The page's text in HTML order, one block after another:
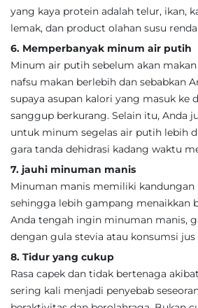
yang kaya protein adalah telur, ikan,
lemak, dan product olahan susu
6. Memperbanyak minum air putih
Minum air putih sebelum akan
nafsu makan berlebih dan sebabkan
supaya asupan kalori yang masuk ke
sanggup berkurang. Selain itu, Anda
untuk minum segelas air putih lebih
gara tanda dehidrasi kadang waktu
7. jauhi minuman manis
Minuman manis memiliki
sehingga lebih gampang menaikkan
Anda tengah ingin minuman manis,
dengan gula stevia atau konsumsi
8. Tidur yang cukup
Rasa capek dan tidak bertenaga
sering kali menjadi penyebab